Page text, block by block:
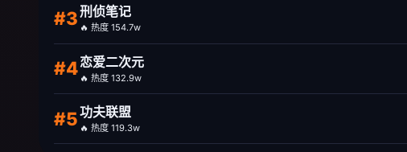
#3刑侦笔记
🔥 热度 154.7w
#4恋爱二次元
🔥 热度 132.9w
#5功夫联盟
🔥 热度 119.3w